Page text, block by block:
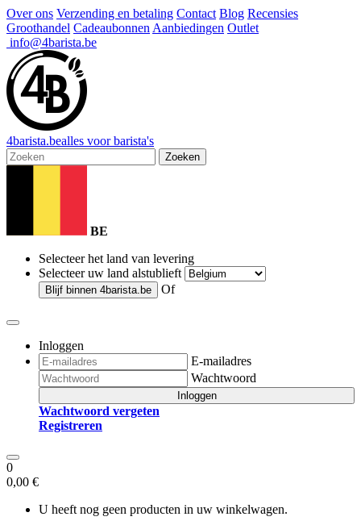
Over ons Verzending en betaling Contact Blog Recensies
Groothandel Cadeaubonnen Aanbiedingen Outlet
info@4barista.be
4barista.bealles voor barista's
Zoeken
BE
Selecteer het land van levering
Selecteer uw land alstublieft
Blijf binnen 4barista.be Of
Inloggen
E-mailadres
Wachtwoord
Inloggen
Wachtwoord vergeten
Registreren
0
0,00 €
U heeft nog geen producten in uw winkelwagen.